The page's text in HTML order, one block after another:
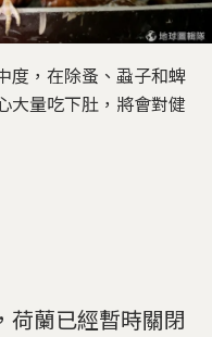
度，在除蚤、蝨子和蜱
大量吃下肚，將會對健
荷蘭已經暫時關閉